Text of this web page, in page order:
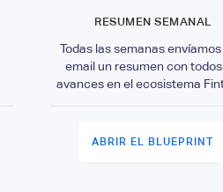
RESUMEN SEMANAL
Todas las semanas
email un resumen con
avances en el ecosistema
ABRIR EL BLUEPRINT